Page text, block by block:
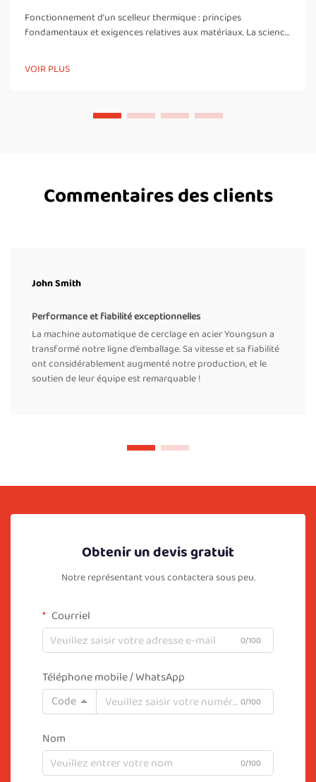
Fonctionnement d’un scelleur thermique : principes
fondamentaux et exigences relatives aux matériaux. La science
peuvent être scellés de manière fiable. Les scelleurs thermiques
créent des liaisons solides et étanches en faisant fondre et en
VOIR PLUS
Commentaires des clients
John Smith
Performance et fiabilité exceptionnelles
La machine automatique de cerclage en acier Youngsun a
transformé notre ligne d’emballage. Sa vitesse et sa fiabilité
ont considérablement augmenté notre production, et le
soutien de leur équipe est remarquable !
Obtenir un devis gratuit
Notre représentant vous contactera sous peu.
Courriel
0/100
Téléphone mobile / WhatsApp
Code
0/100
Nom
0/100